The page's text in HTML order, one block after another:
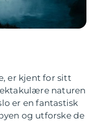
er kjent for sitt
naturen
er en fantastisk
og utforske de